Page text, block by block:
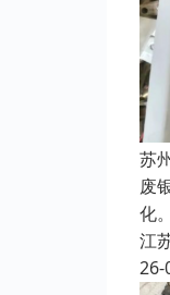
苏
废
化
江
26-